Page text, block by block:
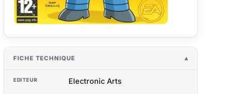
FICHE TECHNIQUE
EDITEUR Electronic Arts